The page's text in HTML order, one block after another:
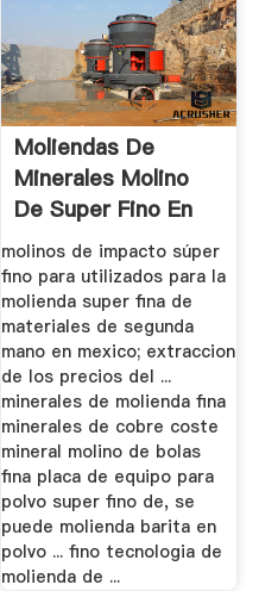
Moliendas De
Minerales Molino
De Super Fino En
Mexico
molinos de impacto súper
fino para utilizados para la
molienda super fina de
materiales de segunda
mano en mexico; extraccion
de los precios del ...
minerales de molienda fina
minerales de cobre coste
mineral molino de bolas
fina placa de equipo para
polvo super fino de, se
puede molienda barita en
polvo ... fino tecnologia de
molienda de ...